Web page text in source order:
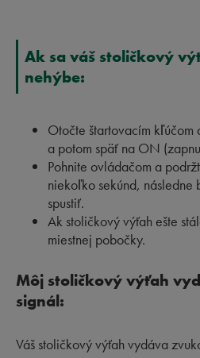
Ak sa váš stoličkový
nehýbe:
Otočte štartovacím kľúčom
a potom späť na ON
Pohnite ovládačom a
niekoľko sekúnd, následne
spustiť.
Ak stoličkový výťah ešte
miestnej pobočky.
Môj stoličkový výťah
signál:
Váš stoličkový výťah vydáva